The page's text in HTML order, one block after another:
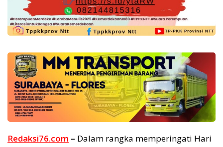
Redaksi76.com – Dalam rangka memperingati Hari